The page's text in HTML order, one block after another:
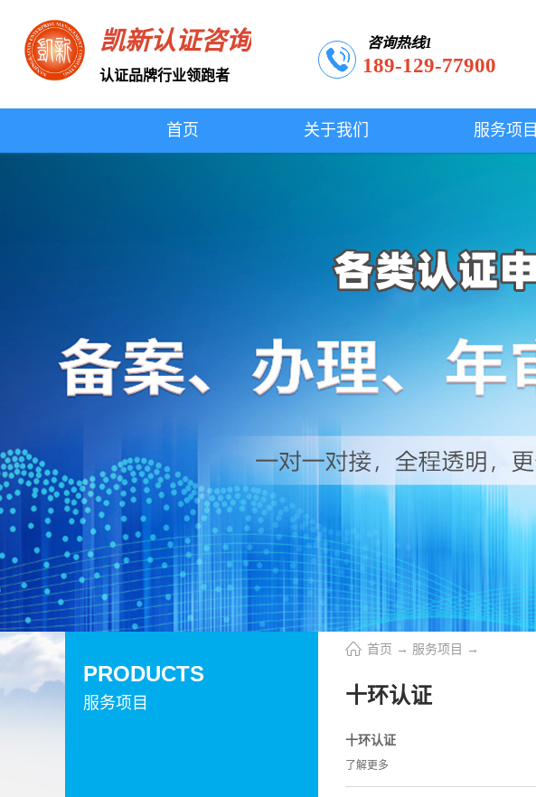
凯新认证咨询
认证品牌行业领跑者
咨询热线1
189-129-77900
首页 关于我们 服务项目
服务项目
PRODUCTS
首页 → 服务项目 →
十环认证
十环认证
了解更多